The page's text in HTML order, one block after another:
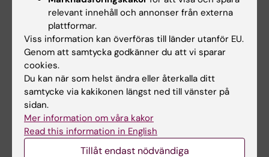
takhöjd
hur många personer som bor i bostaden
Det är vanligt att inte känna till alla detaljer om
sin bostad. Om du inte vet svaret på en fråga
och inte heller har möjlighet att ta reda på det,
kan du alltid välja svarsalternativet”Jag vet
inte”. Om du vill kan du i förväg ta del av vår
checklista med bostadsfrågor, som finns
längst ner på sidan under”Information till
relevant innehåll och annonser från externa
plattformar.
Viss information kan överföras till länder utanför EU.
Genom att samtycka godkänner du att vi sparar
cookies.
Du kan när som helst ändra eller återkalla ditt
samtycke via kakikonen längst ned till vänster på
sidan.
Mer information om våra kakor
Read this information in English
Tillåt endast nödvändiga